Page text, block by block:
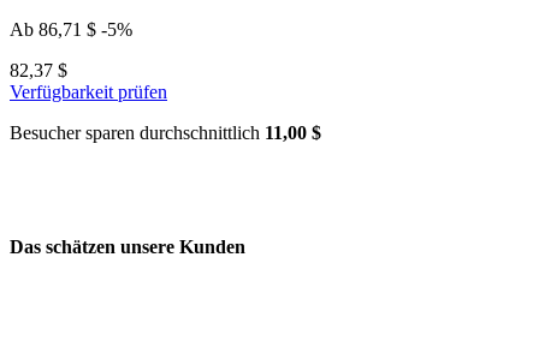
Ab 86,71 $ -5%
82,37 $
Verfügbarkeit prüfen
Besucher sparen durchschnittlich 11,00 $
Das schätzen unsere Kunden